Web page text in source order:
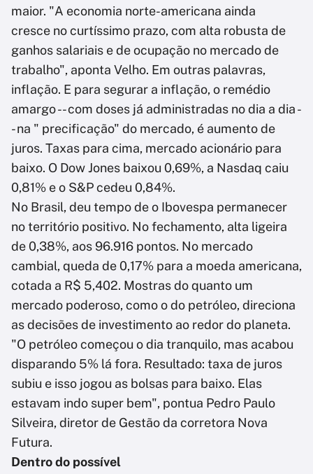
maior. "A economia norte-americana ainda
cresce no curtíssimo prazo, com alta robusta de
ganhos salariais e de ocupação no mercado de
trabalho", aponta Velho. Em outras palavras,
inflação. E para segurar a inflação, o remédio
amargo -- com doses já administradas no dia a dia -
- na " precificação" do mercado, é aumento de
juros. Taxas para cima, mercado acionário para
baixo. O Dow Jones baixou 0,69%, a Nasdaq caiu
0,81% e o S&P cedeu 0,84%.
No Brasil, deu tempo de o Ibovespa permanecer
no território positivo. No fechamento, alta ligeira
de 0,38%, aos 96.916 pontos. No mercado
cambial, queda de 0,17% para a moeda americana,
cotada a R$ 5,402. Mostras do quanto um
mercado poderoso, como o do petróleo, direciona
as decisões de investimento ao redor do planeta.
"O petróleo começou o dia tranquilo, mas acabou
disparando 5% lá fora. Resultado: taxa de juros
subiu e isso jogou as bolsas para baixo. Elas
estavam indo super bem", pontua Pedro Paulo
Silveira, diretor de Gestão da corretora Nova
Futura.
Dentro do possível